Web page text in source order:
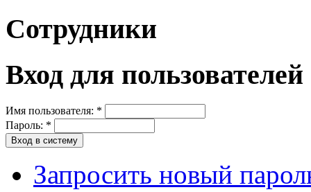
Сотрудники
Вход для пользователей
Имя пользователя: *
Пароль: *
Запросить новый